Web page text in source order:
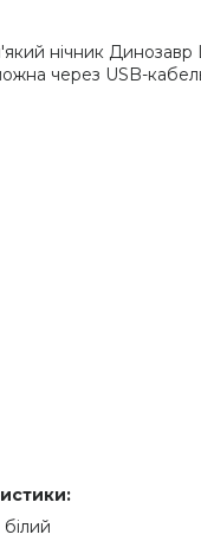
нічник Динозавр
через USB-
білий